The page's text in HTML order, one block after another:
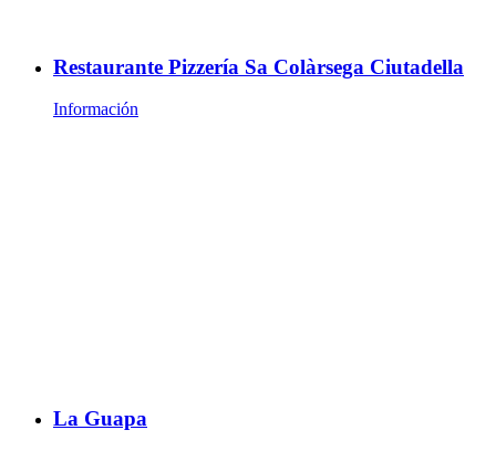
Restaurante Pizzería Sa Colàrsega Ciutadella
Información
La Guapa